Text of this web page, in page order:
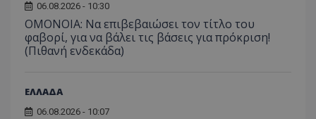
06.08.2026 - 10:30
ΟΜΟΝΟΙΑ: Να επιβεβαιώσει τον τίτλο του
φαβορί, για να βάλει τις βάσεις για πρόκριση!
(Πιθανή ενδεκάδα)
ΕΛΛΑΔΑ
06.08.2026 - 10:07